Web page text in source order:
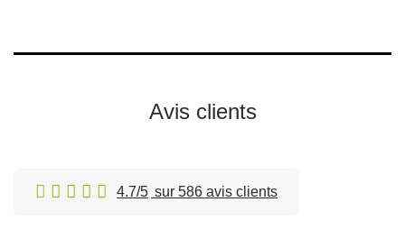
Avis clients
4.7/5 sur 586 avis clients